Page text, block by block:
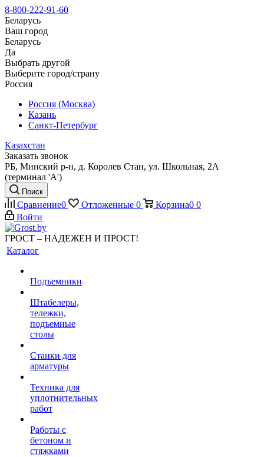
8-800-222-91-60
Беларусь
Ваш город
Беларусь
Да
Выбрать другой
Выберите город/страну
Россия
Россия (Москва)
Казань
Санкт-Петербург
Казахстан
Заказать звонок
РБ, Минский р-н, д. Королев Стан, ул. Школьная, 2А
(терминал 'А')
Поиск
Сравнение0 Отложенные 0 Корзина0 0
Войти
ГРОСТ – НАДЕЖЕН И ПРОСТ!
Каталог
Подъемники
Штабелеры,
тележки,
подъемные
столы
Станки для
арматуры
Техника для
уплотнительных
работ
Работы с
бетоном и
стяжками